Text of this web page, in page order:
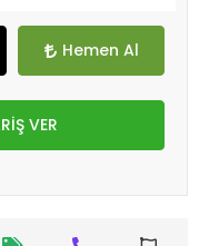
Hemen Al
VER